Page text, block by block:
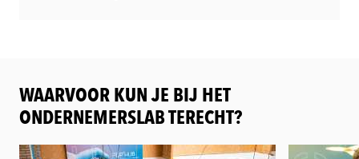
WAARVOOR KUN JE BIJ HET
ONDERNEMERSLAB TERECHT?